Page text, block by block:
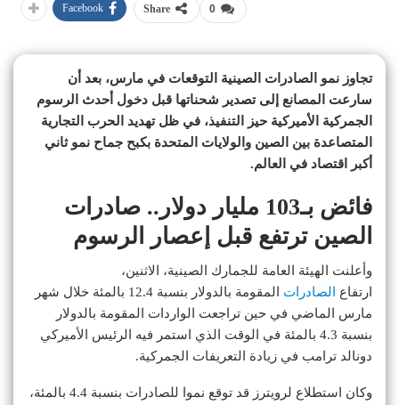
0
Share
Facebook
تجاوز نمو الصادرات الصينية التوقعات في مارس، بعد أن
سارعت المصانع إلى تصدير شحناتها قبل دخول أحدث الرسوم
الجمركية الأميركية حيز التنفيذ، في ظل تهديد الحرب التجارية
المتصاعدة بين الصين والولايات المتحدة بكبح جماح نمو ثاني
أكبر اقتصاد في العالم.
فائض بـ103 مليار دولار.. صادرات
الصين ترتفع قبل إعصار الرسوم
وأعلنت الهيئة العامة للجمارك الصينية، الاثنين،
ارتفاع
الصادرات
المقومة بالدولار بنسبة 12.4 بالمئة خلال شهر
مارس الماضي في حين تراجعت الواردات المقومة بالدولار
بنسبة 4.3 بالمئة في الوقت الذي استمر فيه الرئيس الأميركي
دونالد ترامب في زيادة التعريفات الجمركية.
وكان استطلاع لرويترز قد توقع نموا للصادرات بنسبة 4.4 بالمئة،